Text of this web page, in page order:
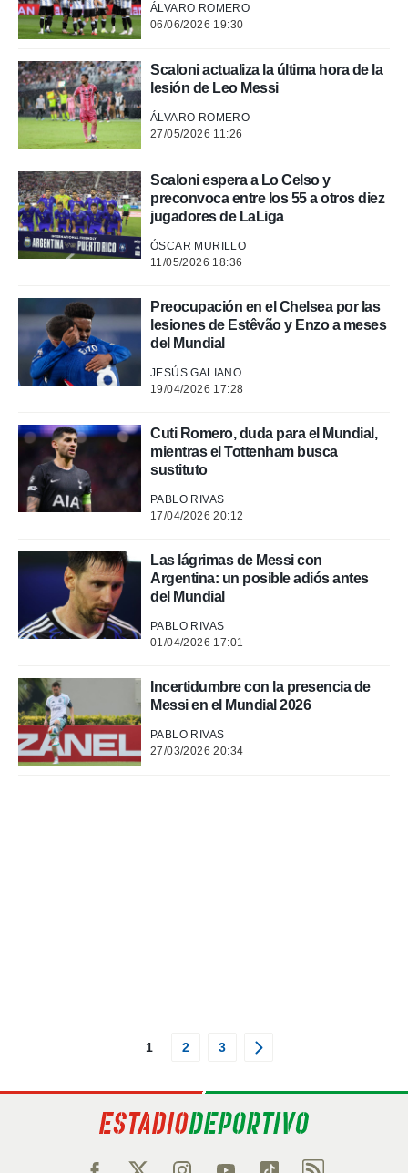
ÁLVARO ROMERO
06/06/2026 19:30
Scaloni actualiza la última hora de la
lesión de Leo Messi
ÁLVARO ROMERO
27/05/2026 11:26
Scaloni espera a Lo Celso y
preconvoca entre los 55 a otros diez
jugadores de LaLiga
ÓSCAR MURILLO
11/05/2026 18:36
Preocupación en el Chelsea por las
lesiones de Estêvão y Enzo a meses
del Mundial
JESÚS GALIANO
19/04/2026 17:28
Cuti Romero, duda para el Mundial,
mientras el Tottenham busca
sustituto
PABLO RIVAS
17/04/2026 20:12
Las lágrimas de Messi con
Argentina: un posible adiós antes
del Mundial
PABLO RIVAS
01/04/2026 17:01
Incertidumbre con la presencia de
Messi en el Mundial 2026
PABLO RIVAS
27/03/2026 20:34
1 2 3